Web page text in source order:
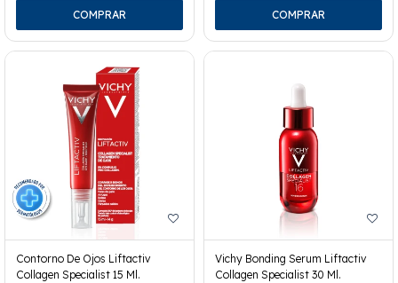
Contorno De Ojos Liftactiv
Collagen Specialist 15 Ml.
Vichy Bonding Serum Liftactiv
Collagen Specialist 30 Ml.